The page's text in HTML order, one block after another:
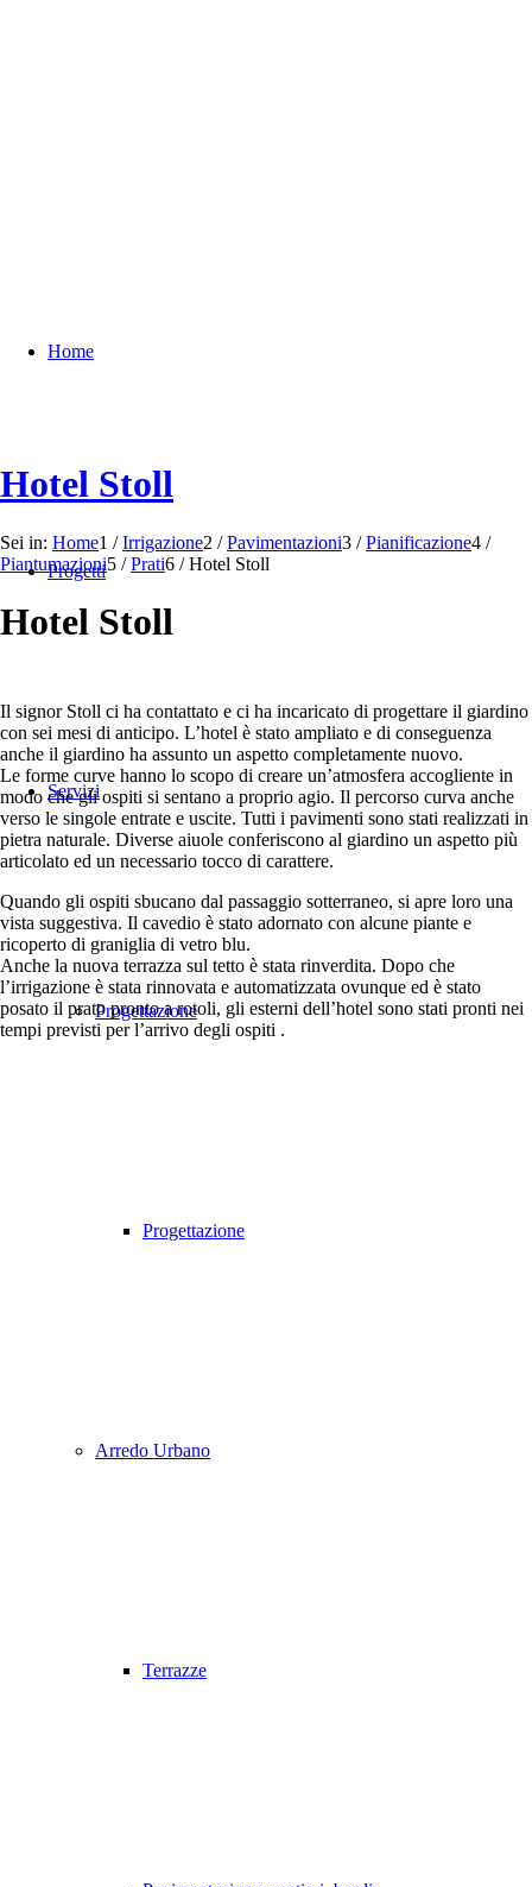
Home
Progetti
Servizi
Progettazione
Progettazione
Arredo Urbano
Terrazze
Hotel Stoll
Sei in: Home1 / Irrigazione2 / Pavimentazioni3 / Pianificazione4 /
Piantumazioni5 / Prati6 / Hotel Stoll
Hotel Stoll
Il signor Stoll ci ha contattato e ci ha incaricato di progettare il giardino
con sei mesi di anticipo. L’hotel è stato ampliato e di conseguenza
anche il giardino ha assunto un aspetto completamente nuovo.
Le forme curve hanno lo scopo di creare un’atmosfera accogliente in
modo che gli ospiti si sentano a proprio agio. Il percorso curva anche
verso le singole entrate e uscite. Tutti i pavimenti sono stati realizzati in
pietra naturale. Diverse aiuole conferiscono al giardino un aspetto più
articolato ed un necessario tocco di carattere.
Quando gli ospiti sbucano dal passaggio sotterraneo, si apre loro una
vista suggestiva. Il cavedio è stato adornato con alcune piante e
ricoperto di graniglia di vetro blu.
Anche la nuova terrazza sul tetto è stata rinverdita. Dopo che
l’irrigazione è stata rinnovata e automatizzata ovunque ed è stato
posato il prato pronto a rotoli, gli esterni dell’hotel sono stati pronti nei
tempi previsti per l’arrivo degli ospiti .